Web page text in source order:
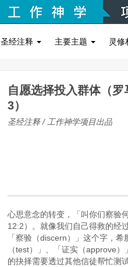
圣经注释 主要主题 灵修
自愿选择投入群体（罗
3）
圣经注释 / 工作神学项目出品
心思意念的转变，「叫你们察验
12:2）。就像我们自己得救的经
「察验（discern）」这个字，
（test）」、「证实（approve
的抉择需要透过其他信徒帮忙测